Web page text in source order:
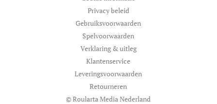
Privacy beleid
Gebruiksvoorwaarden
Spelvoorwaarden
Verklaring & uitleg
Klantenservice
Leveringsvoorwaarden
Retourneren
© Roularta Media Nederland